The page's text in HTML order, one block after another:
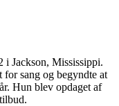
i Jackson, Mississippi.
sang og begyndte at
Hun blev opdaget af